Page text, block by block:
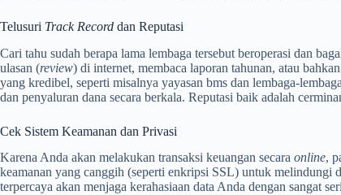
Telusuri Track Record dan Reputasi
Cari tahu sudah berapa lama lembaga tersebut beroperasi dan
ulasan (review) di internet, membaca laporan tahunan, atau
yang kredibel, seperti misalnya yayasan bms dan lembaga-
dan penyaluran dana secara berkala. Reputasi baik adalah
Cek Sistem Keamanan dan Privasi
Karena Anda akan melakukan transaksi keuangan secara online,
keamanan yang canggih (seperti enkripsi SSL) untuk melindungi
terpercaya akan menjaga kerahasiaan data Anda dengan sangat